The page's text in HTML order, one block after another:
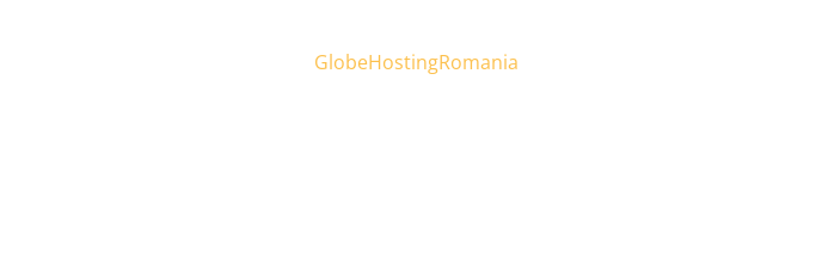
GlobeHostingRomania